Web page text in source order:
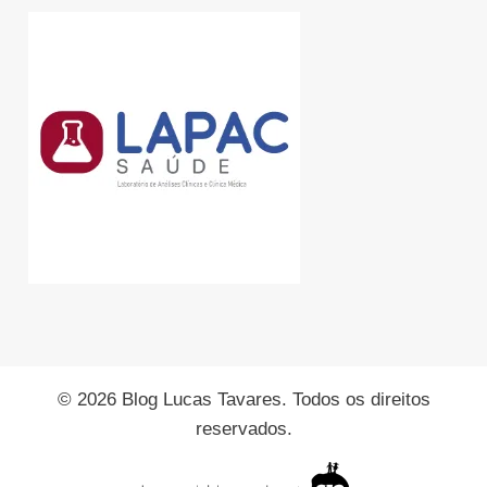
© 2026 Blog Lucas Tavares. Todos os direitos
reservados.